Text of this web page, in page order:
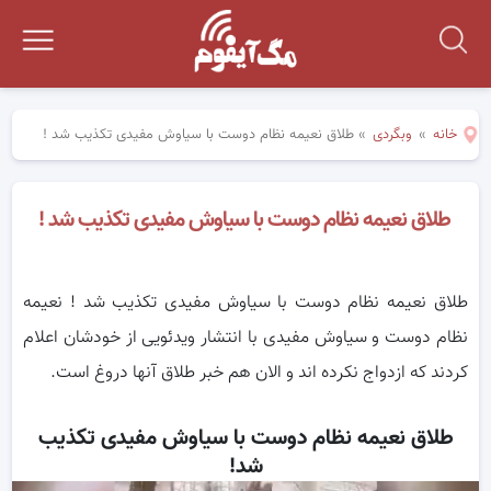
خانه » وبگردی »طلاق نعیمه نظام دوست با سیاوش مفیدی تکذیب شد !
طلاق نعیمه نظام دوست با سیاوش مفیدی تکذیب شد !
طلاق نعیمه نظام دوست با سیاوش مفیدی تکذیب شد ! نعیمه
نظام دوست و سیاوش مفیدی با انتشار ویدئویی از خودشان اعلام
کردند که ازدواج نکرده اند و الان هم خبر طلاق آنها دروغ است.
طلاق نعیمه نظام دوست با سیاوش مفیدی تکذیب
شد!